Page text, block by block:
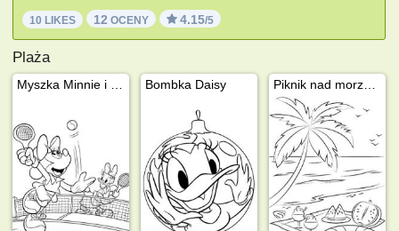
10 LIKES 12 OCENY 4.15/5
Plaża
Bombka Daisy